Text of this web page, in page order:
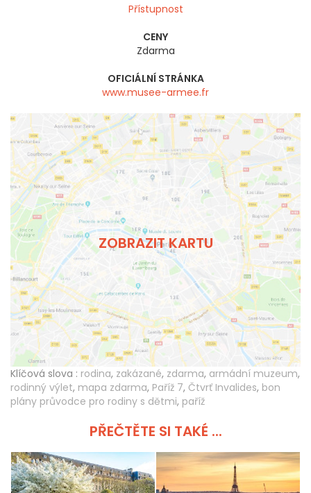
Přístupnost
CENY
Zdarma
OFICIÁLNÍ STRÁNKA
www.musee-armee.fr
ZOBRAZIT KARTU
Klíčová slova : rodina, zakázané, zdarma, armádní muzeum,
rodinný výlet, mapa zdarma, Paříž 7, Čtvrť Invalides, bon
plány průvodce pro rodiny s dětmi, paříž
PŘEČTĚTE SI TAKÉ ...